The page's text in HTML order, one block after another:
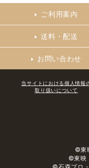
ご利用案内
送料・配送
お問い合わせ
当サイトにおける個人情報
取り扱いについて
©東
©東映